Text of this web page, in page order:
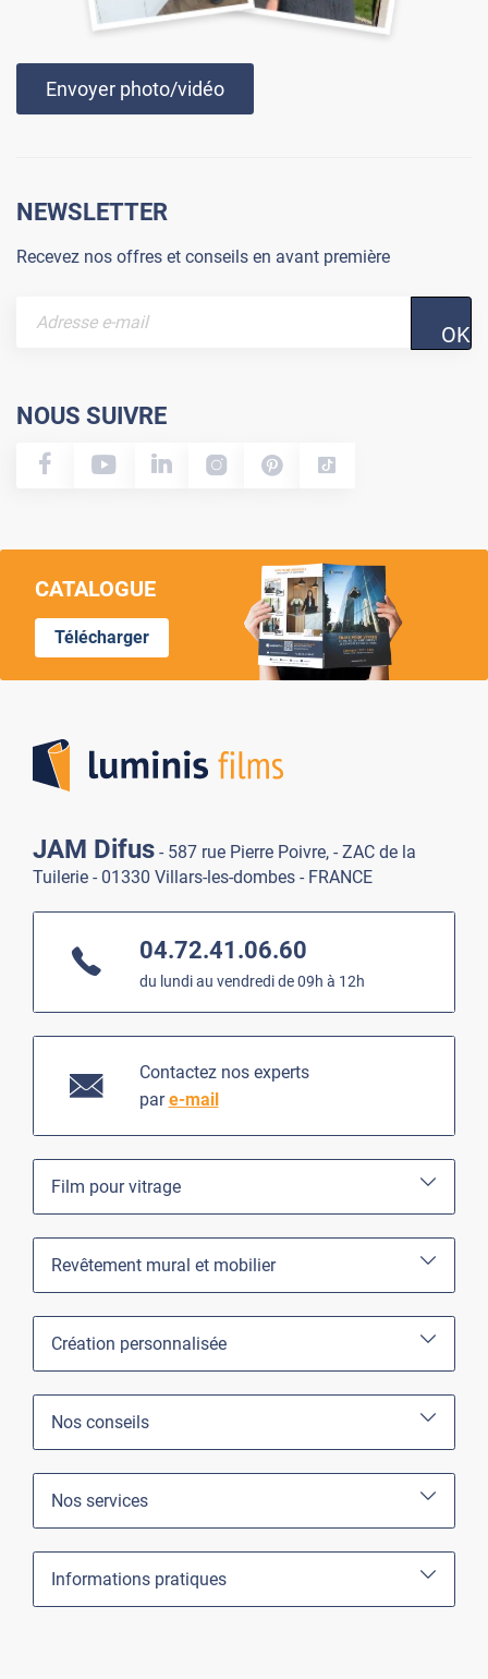
Envoyer photo/vidéo
NEWSLETTER
Recevez nos offres et conseils en avant première
OK
NOUS SUIVRE
CATALOGUE
Télécharger
JAM Difus - 587 rue Pierre Poivre, - ZAC de la
Tuilerie - 01330 Villars-les-dombes - FRANCE
04.72.41.06.60
du lundi au vendredi de 09h à 12h
Contactez nos experts
pare-mail
Film pour vitrage
Revêtement mural et mobilier
Création personnalisée
Nos conseils
Nos services
Informations pratiques